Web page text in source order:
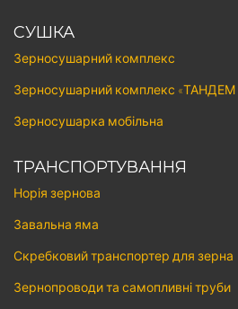
СУШКА
Зерносушарний комплекс
Зерносушарний комплекс «ТАНДЕМ
Зерносушарка мобільна
ТРАНСПОРТУВАННЯ
Норія зернова
Завальна яма
Скребковий транспортер для зерна
Зернопроводи та самопливні труби